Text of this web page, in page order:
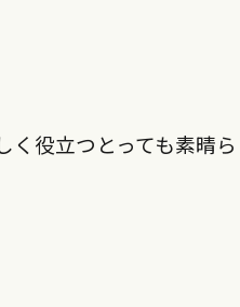
く役立つとっても素晴